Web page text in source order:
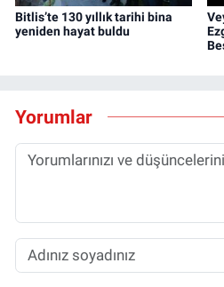
Bitlis’te 130 yıllık tarihi bina
yeniden hayat buldu
Yorumlar